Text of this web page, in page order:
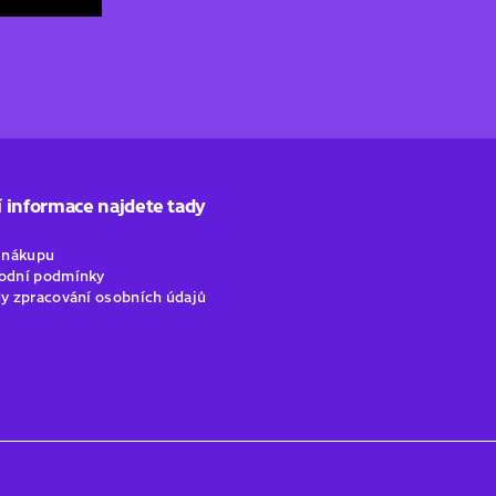
informace najdete tady
podmínky
zpracování osobních údajů